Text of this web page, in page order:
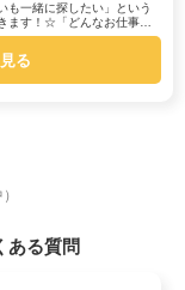
も一緒に探したい」という
ます！☆「どんなお仕事が
る
ある質問